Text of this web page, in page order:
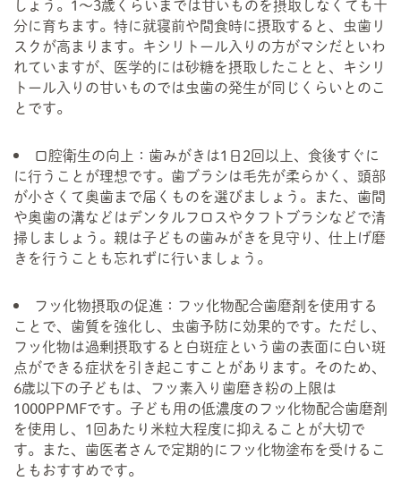
しょう。1～3歳くらいまでは甘いものを摂取しなくても十
分に育ちます。特に就寝前や間食時に摂取すると、虫歯リ
スクが高まります。キシリトール入りの方がマシだといわ
れていますが、医学的には砂糖を摂取したことと、キシリ
トール入りの甘いものでは虫歯の発生が同じくらいとのこ
とです。
口腔衛生の向上：歯みがきは1日2回以上、食後すぐに
に行うことが理想です。歯ブラシは毛先が柔らかく、頭部
が小さくて奥歯まで届くものを選びましょう。また、歯間
や奥歯の溝などはデンタルフロスやタフトブラシなどで清
掃しましょう。親は子どもの歯みがきを見守り、仕上げ磨
きを行うことも忘れずに行いましょう。
フッ化物摂取の促進：フッ化物配合歯磨剤を使用する
ことで、歯質を強化し、虫歯予防に効果的です。ただし、
フッ化物は過剰摂取すると白斑症という歯の表面に白い斑
点ができる症状を引き起こすことがあります。そのため、
6歳以下の子どもは、フッ素入り歯磨き粉の上限は
1000PPMFです。子ども用の低濃度のフッ化物配合歯磨剤
を使用し、1回あたり米粒大程度に抑えることが大切で
す。また、歯医者さんで定期的にフッ化物塗布を受けるこ
ともおすすめです。